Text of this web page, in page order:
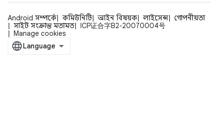
Android সম্পর্কে কমিউনিটি আইন বিষয়ক লাইসেন্স
গোপনীয়তা
সাইট সংক্রান্ত মতামত
ICP证合字B2-20070004号
Manage cookies